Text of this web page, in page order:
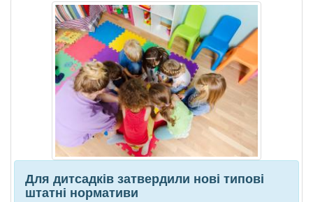
Для дитсадків затвердили нові типові
штатні нормативи